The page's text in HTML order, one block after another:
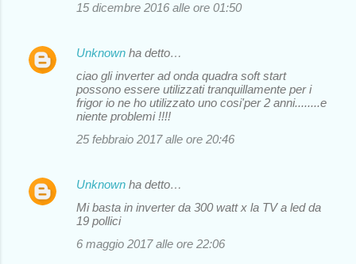
15 dicembre 2016 alle ore 01:50
Unknown ha detto…
ciao gli inverter ad onda quadra soft start
possono essere utilizzati tranquillamente per i
frigor io ne ho utilizzato uno cosi'per 2 anni........e
niente problemi !!!!
25 febbraio 2017 alle ore 20:46
Unknown ha detto…
Mi basta in inverter da 300 watt x la TV a led da
19 pollici
6 maggio 2017 alle ore 22:06